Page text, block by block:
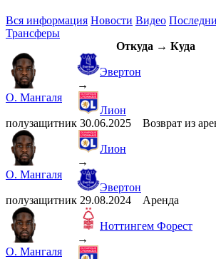
Вся информация Новости Видео
Трансферы
Откуда → Куда
О. Мангаля
полузащитник
Эвертон
→
Лион
30.06.2025 Возврат из
О. Мангаля
полузащитник
Лион
→
Эвертон
29.08.2024 Аренда
О. Мангаля
Ноттингем Форест
→